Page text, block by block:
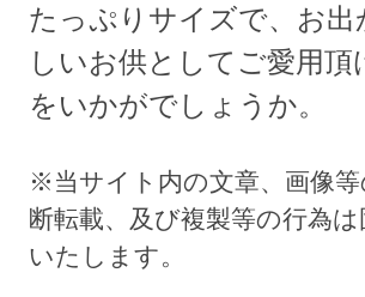
たっぷりサイズで、お出
しいお供としてご愛用頂
をいかがでしょうか。